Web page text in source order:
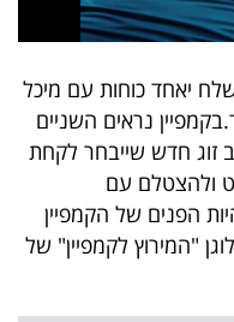
יאחד כוחות עם מיכל
נראים השניים
זוג חדש שייבחר לקחת
ולהצטלם עם
הפנים של הקמפיין
"המירוץ לקמפיין" של